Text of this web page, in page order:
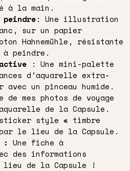
à la main.
: Une illustration
sur un papier
Hahnemühle, résistante
peindre.
: Une mini-palette
d’aquarelle extra-
un pinceau humide.
de mes photos de voyage
de la Capsule.
style « timbre
le lieu de la Capsule.
: Une fiche à
des informations
de la Capsule !